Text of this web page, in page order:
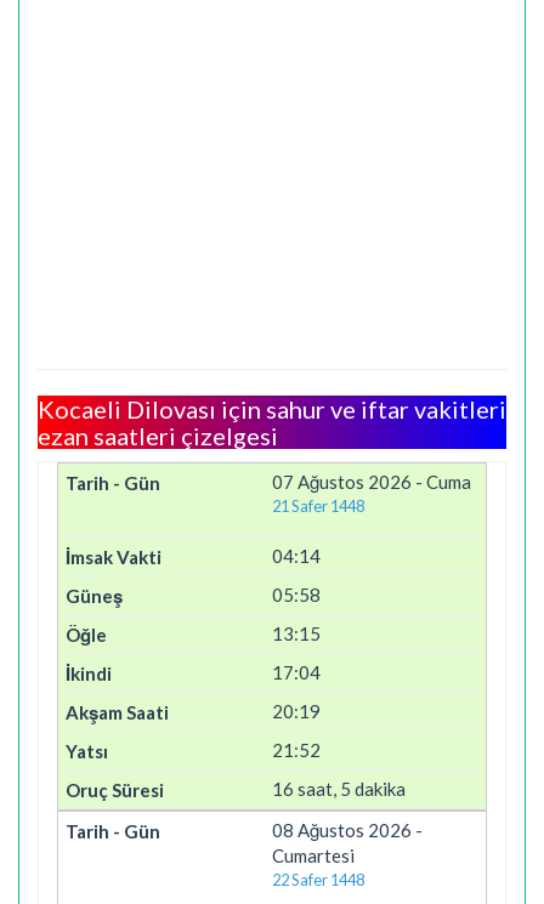
Kocaeli Dilovası için sahur ve iftar vakitleri
ezan saatleri çizelgesi
07 Ağustos 2026 - Cuma
21 Safer 1448
04:14
05:58
13:15
17:04
20:19
21:52
16 saat, 5 dakika
08 Ağustos 2026 -
Cumartesi
22 Safer 1448